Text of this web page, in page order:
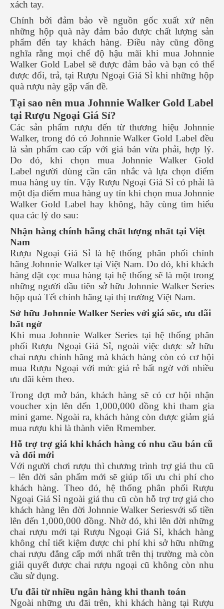
xách tay.
Chính bởi đảm bảo về nguồn gốc xuất xứ nên
những hộp quà này đảm bảo được chất lượng sản
phẩm đến tay khách hàng. Điều này cũng đồng
nghĩa rằng mọi chế độ hậu mãi khi mua Johnnie
Walker Gold Label sẽ được đảm bảo và bạn có thể
được đổi, trả, tại Rượu Ngoại Giá Sỉ khi những hộp
quà rượu này gặp vấn đề.
Tại sao nên mua Johnnie Walker Gold Label
tại Rượu Ngoại Giá Sỉ?
Các sản phẩm rượu đến từ thương hiệu Johnnie
Walker, trong đó có Johnnie Walker Gold Label đều
là sản phẩm cao cấp với giá bán vừa phải, hợp lý.
Do đó, khi chọn mua Johnnie Walker Gold
Label người dùng cần cân nhắc và lựa chọn điểm
mua hàng uy tín. Vậy Rượu Ngoại Giá Sỉ có phải là
một địa điểm mua hàng uy tín khi chọn mua Johnnie
Walker Gold Label hay không, hãy cùng tìm hiểu
qua các lý do sau:
Nhận hàng chính hãng chất lượng nhất tại Việt
Nam
Rượu Ngoại Giá Sỉ là hệ thống phân phối chính
hãng Johnnie Walker tại Việt Nam. Do đó, khi khách
hàng đặt cọc mua hàng tại hệ thống sẽ là một trong
những người đầu tiên sở hữu Johnnie Walker Series
hộp quà Tết chính hãng tại thị trường Việt Nam.
Sở hữu Johnnie Walker Series với giá sốc, ưu đãi
bất ngờ
Khi mua Johnnie Walker Series tại hệ thống phân
phối Rượu Ngoại Giá Sỉ, ngoài việc được sở hữu
chai rượu chính hãng mà khách hàng còn có cơ hội
mua Rượu Ngoại với mức giá rẻ bất ngờ với nhiều
ưu đãi kèm theo.
Trong đợt mở bán, khách hàng sẽ có cơ hội nhận
voucher xịn lên đến 1,000,000 đồng khi tham gia
mini game. Ngoài ra, khách hàng còn được giảm giá
mua rượu khi là thành viên Rmember.
Hỗ trợ trợ giá khi khách hàng có nhu cầu bán cũ
và đổi mới
Với người chơi rượu thì chương trình trợ giá thu cũ
– lên đời sản phẩm mới sẽ giúp tối ưu chi phí cho
khách hàng. Theo đó, hệ thống phân phối Rượu
Ngoại Giá Sỉ ngoài giá thu cũ còn hỗ trợ trợ giá cho
khách hàng lên đời Johnnie Walker Seriesvới số tiền
lên đến 1,000,000 đồng. Nhờ đó, khi lên đời những
chai rượu mới tại Rượu Ngoại Giá Sỉ, khách hàng
không chỉ tiết kiệm được chi phí khi sở hữu những
chai rượu đẳng cấp mới nhất trên thị trường mà còn
giải quyết được chai rượu ngoại cũ không còn nhu
cầu sử dụng.
Ưu đãi từ nhiều ngân hàng khi thanh toán
Ngoài những ưu đãi trên, khi khách hàng tại Rượu